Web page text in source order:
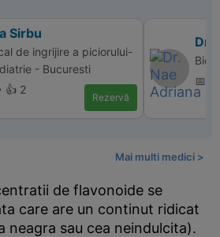
Sirbu
de ingrijire a piciorului-
- Bucuresti
👍 2
Rezervă
Dr.
Bio
📅
Mai multi medici >
de flavonoide se
care are un continut ridicat
neagra sau cea neindulcita).